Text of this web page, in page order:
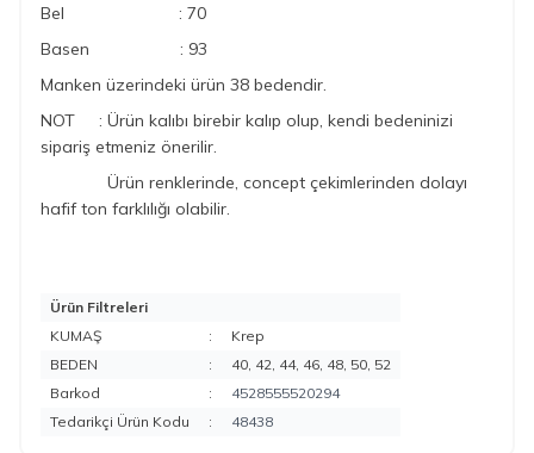
Bel : 70
Basen : 93
Manken üzerindeki ürün 38 bedendir.
NOT : Ürün kalıbı birebir kalıp olup, kendi bedeninizi
sipariş etmeniz önerilir.
Ürün renklerinde, concept çekimlerinden dolayı
hafif ton farklılığı olabilir.
Ürün Filtreleri
KUMAŞ
:
Krep
BEDEN
:
40, 42, 44, 46, 48, 50, 52
Barkod
:
4528555520294
Tedarikçi Ürün Kodu
: 48438